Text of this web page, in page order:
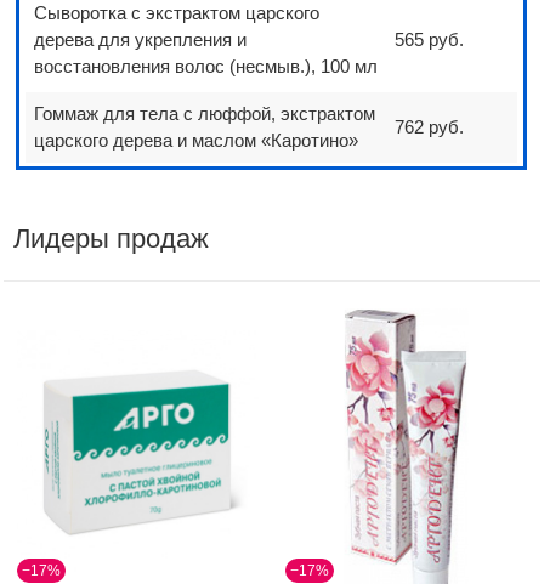
Сыворотка с экстрактом царского
дерева для укрепления и
восстановления волос (несмыв.), 100 мл
565 руб.
Гоммаж для тела с люффой, экстрактом
царского дерева и маслом «Каротино»
762 руб.
Лидеры продаж
−17% −17%